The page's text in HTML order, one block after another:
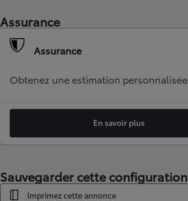
Assurance
Assurance
Obtenez une estimation personnalisée
En savoir plus
Sauvegarder cette configuration
Imprimez cette annonce